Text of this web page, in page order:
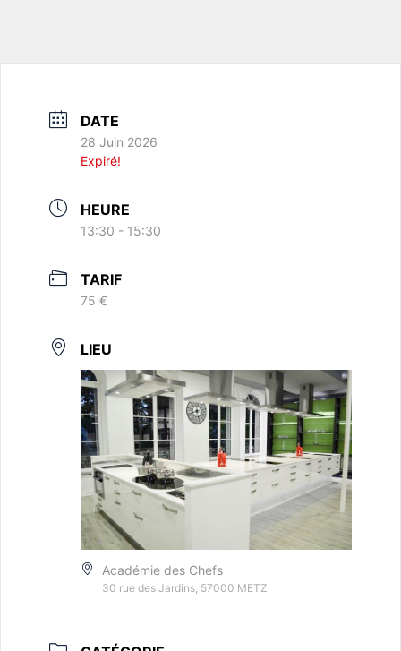
DATE
28 Juin 2026
Expiré!
HEURE
13:30 - 15:30
TARIF
75 €
LIEU
Académie des Chefs
30 rue des Jardins, 57000 METZ